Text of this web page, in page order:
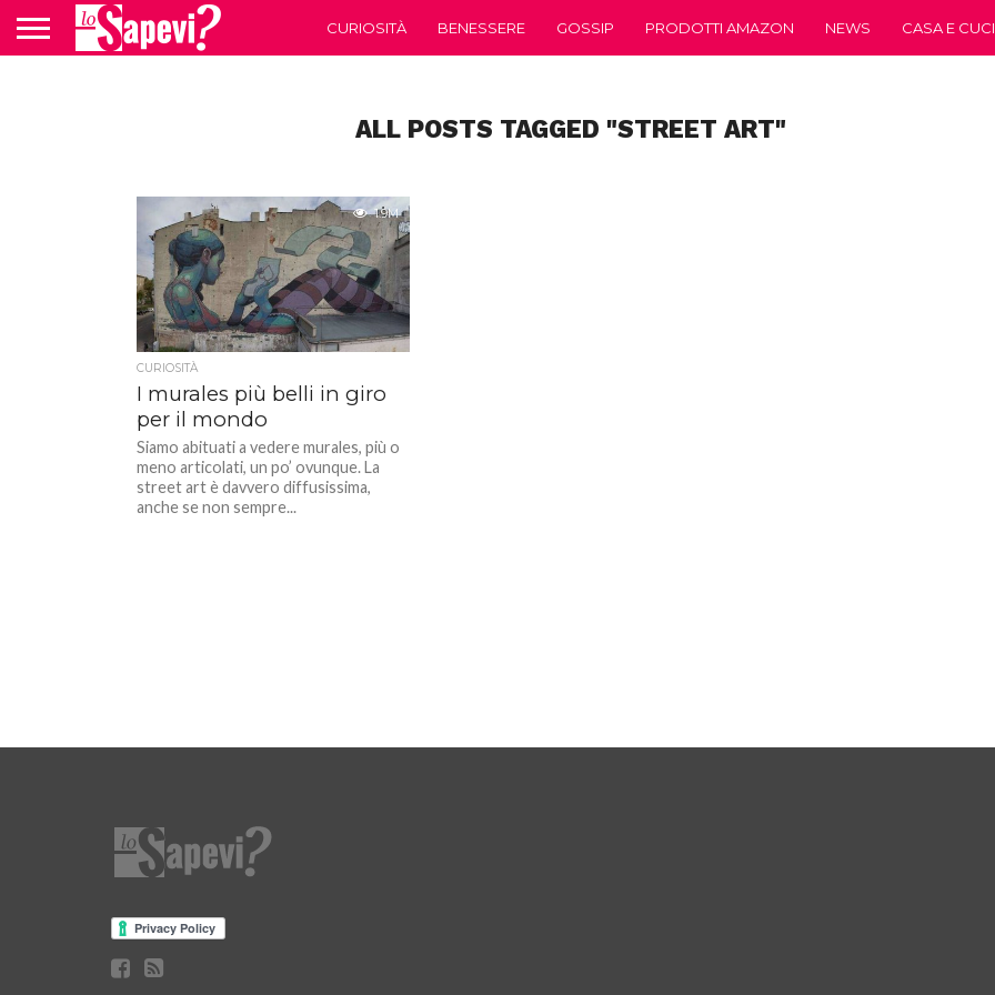
CURIOSITÀ BENESSERE GOSSIP PRODOTTI AMAZON NEWS CASA E
ALL POSTS TAGGED "STREET ART"
1.9M
CURIOSITÀ
I murales più belli in giro
per il mondo
Siamo abituati a vedere murales, più o
meno articolati, un po’ ovunque. La
street art è davvero diffusissima,
anche se non sempre...